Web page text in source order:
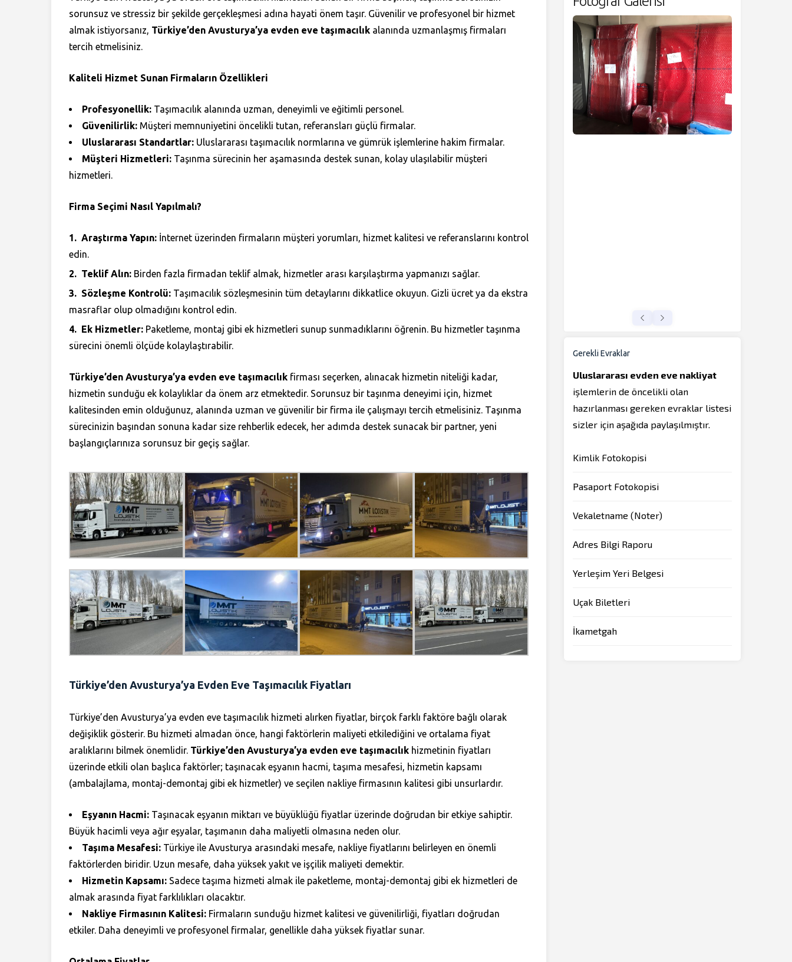
sorunsuz ve stressiz bir şekilde gerçekleşmesi adına hayati önem taşır. Güvenilir ve profesyonel bir hizmet
almak istiyorsanız, Türkiye’den Avusturya’ya evden eve taşımacılık alanında uzmanlaşmış firmaları
tercih etmelisiniz.
Kaliteli Hizmet Sunan Firmaların Özellikleri
Profesyonellik: Taşımacılık alanında uzman, deneyimli ve eğitimli personel.
Güvenilirlik: Müşteri memnuniyetini öncelikli tutan, referansları güçlü firmalar.
Uluslararası Standartlar: Uluslararası taşımacılık normlarına ve gümrük işlemlerine hakim firmalar.
Müşteri Hizmetleri: Taşınma sürecinin her aşamasında destek sunan, kolay ulaşılabilir müşteri
hizmetleri.
Firma Seçimi Nasıl Yapılmalı?
Araştırma Yapın: İnternet üzerinden firmaların müşteri yorumları, hizmet kalitesi ve referanslarını kontrol
edin.
Teklif Alın: Birden fazla firmadan teklif almak, hizmetler arası karşılaştırma yapmanızı sağlar.
Sözleşme Kontrolü: Taşımacılık sözleşmesinin tüm detaylarını dikkatlice okuyun. Gizli ücret ya da ekstra
masraflar olup olmadığını kontrol edin.
Ek Hizmetler: Paketleme, montaj gibi ek hizmetleri sunup sunmadıklarını öğrenin. Bu hizmetler taşınma
sürecini önemli ölçüde kolaylaştırabilir.
Türkiye’den Avusturya’ya evden eve taşımacılık firması seçerken, alınacak hizmetin niteliği kadar,
hizmetin sunduğu ek kolaylıklar da önem arz etmektedir. Sorunsuz bir taşınma deneyimi için, hizmet
kalitesinden emin olduğunuz, alanında uzman ve güvenilir bir firma ile çalışmayı tercih etmelisiniz. Taşınma
sürecinizin başından sonuna kadar size rehberlik edecek, her adımda destek sunacak bir partner, yeni
başlangıçlarınıza sorunsuz bir geçiş sağlar.
Türkiye’den Avusturya’ya Evden Eve Taşımacılık Fiyatları
Türkiye’den Avusturya’ya evden eve taşımacılık hizmeti alırken fiyatlar, birçok farklı faktöre bağlı olarak
değişiklik gösterir. Bu hizmeti almadan önce, hangi faktörlerin maliyeti etkilediğini ve ortalama fiyat
aralıklarını bilmek önemlidir. Türkiye’den Avusturya’ya evden eve taşımacılık hizmetinin fiyatları
üzerinde etkili olan başlıca faktörler; taşınacak eşyanın hacmi, taşıma mesafesi, hizmetin kapsamı
(ambalajlama, montaj-demontaj gibi ek hizmetler) ve seçilen nakliye firmasının kalitesi gibi unsurlardır.
Eşyanın Hacmi: Taşınacak eşyanın miktarı ve büyüklüğü fiyatlar üzerinde doğrudan bir etkiye sahiptir.
Büyük hacimli veya ağır eşyalar, taşımanın daha maliyetli olmasına neden olur.
Taşıma Mesafesi: Türkiye ile Avusturya arasındaki mesafe, nakliye fiyatlarını belirleyen en önemli
faktörlerden biridir. Uzun mesafe, daha yüksek yakıt ve işçilik maliyeti demektir.
Hizmetin Kapsamı: Sadece taşıma hizmeti almak ile paketleme, montaj-demontaj gibi ek hizmetleri de
almak arasında fiyat farklılıkları olacaktır.
Nakliye Firmasının Kalitesi: Firmaların sunduğu hizmet kalitesi ve güvenilirliği, fiyatları doğrudan
etkiler. Daha deneyimli ve profesyonel firmalar, genellikle daha yüksek fiyatlar sunar.
Gerekli Evraklar
Uluslararası evden eve nakliyat
işlemlerin de öncelikli olan
hazırlanması gereken evraklar listesi
sizler için aşağıda paylaşılmıştır.
Kimlik Fotokopisi
Pasaport Fotokopisi
Vekaletname (Noter)
Adres Bilgi Raporu
Yerleşim Yeri Belgesi
Uçak Biletleri
İkametgah